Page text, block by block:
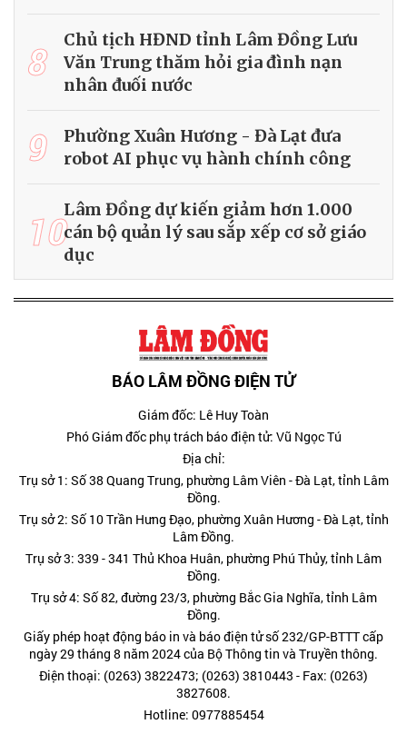
8
Chủ tịch HĐND tỉnh Lâm Đồng Lưu
Văn Trung thăm hỏi gia đình nạn
nhân đuối nước
9
Phường Xuân Hương - Đà Lạt đưa
robot AI phục vụ hành chính công
10Lâm Đồng dự kiến giảm hơn 1.000
cán bộ quản lý sau sắp xếp cơ sở giáo
dục
BÁO LÂM ĐỒNG ĐIỆN TỬ
Giám đốc: Lê Huy Toàn
Phó Giám đốc phụ trách báo điện tử: Vũ Ngọc Tú
Địa chỉ:
Trụ sở 1: Số 38 Quang Trung, phường Lâm Viên - Đà Lạt, tỉnh Lâm
Đồng.
Trụ sở 2: Số 10 Trần Hưng Đạo, phường Xuân Hương - Đà Lạt, tỉnh
Lâm Đồng.
Trụ sở 3: 339 - 341 Thủ Khoa Huân, phường Phú Thủy, tỉnh Lâm
Đồng.
Trụ sở 4: Số 82, đường 23/3, phường Bắc Gia Nghĩa, tỉnh Lâm
Đồng.
Giấy phép hoạt động báo in và báo điện tử số 232/GP-BTTT cấp
ngày 29 tháng 8 năm 2024 của Bộ Thông tin và Truyền thông.
Điện thoại: (0263) 3822473; (0263) 3810443 - Fax: (0263)
3827608.
Hotline: 0977885454